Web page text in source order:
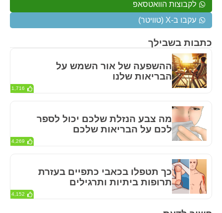
כתבות בשבילך
ההשפעה של אור השמש על
הבריאות שלנו
1,716
מה צבע הנזלת שלכם יכול לספר
לכם על הבריאות שלכם
4,269
כך תטפלו בכאבי כתפיים בעזרת
תרופות ביתיות ותרגילים
4,152
לקבוצות הוואטסאפ
עקבו ב-X (טוויטר)